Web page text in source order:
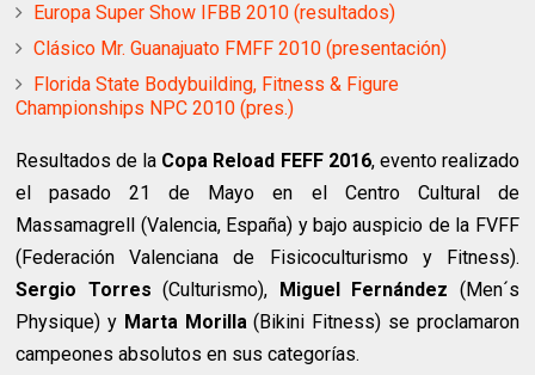
Europa Super Show IFBB 2010 (resultados)
Clásico Mr. Guanajuato FMFF 2010 (presentación)
Florida State Bodybuilding, Fitness & Figure
Championships NPC 2010 (pres.)
Resultados de la Copa Reload FEFF 2016, evento realizado
el pasado 21 de Mayo en el Centro Cultural de
Massamagrell (Valencia, España) y bajo auspicio de la FVFF
(Federación Valenciana de Fisicoculturismo y Fitness).
Sergio Torres (Culturismo), Miguel Fernández (Men´s
Physique) y Marta Morilla(Bikini Fitness) se proclamaron
campeones absolutos en sus categorías.